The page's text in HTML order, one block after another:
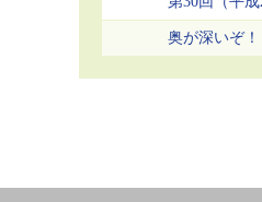
奥が深いぞ！